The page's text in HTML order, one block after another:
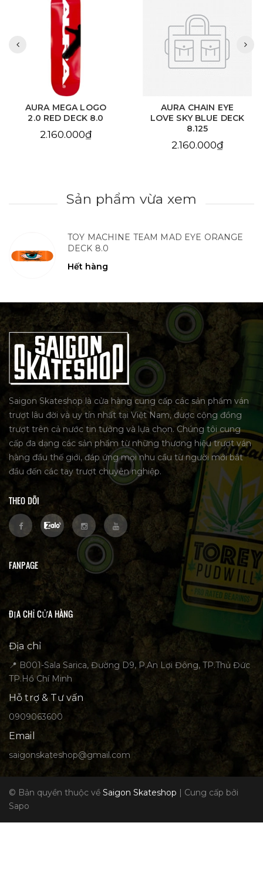
AURA MEGA LOGO
2.0 RED DECK 8.0
2.160.000₫
AURA CHAIN EYE
LOVE SKY BLUE DECK
8.125
2.160.000₫
Sản phẩm vừa xem
TOY MACHINE TEAM MAD EYE ORANGE
DECK 8.0
Hết hàng
Saigon Skateshop là cửa hàng cung cấp các sản phẩm ván
trượt lâu đời và uy tín nhất tại Việt Nam, được cộng đồng
trượt trên cả nước tin tưởng và lựa chọn. Chúng tôi cung
cấp đa dạng các sản phẩm từ những thương hiệu trượt ván
hàng đầu thế giới, đáp ứng mọi nhu cầu từ người mới bắt
đầu đến các tay trượt chuyên nghiệp.
THEO DÕI
FANPAGE
ĐỊA CHỈ CỬA HÀNG
Địa chỉ
📍 B001-Sala Sarica, Đường D9, P.An Lợi Đông, TP.Thủ Đức
TP.Hồ Chí Minh
Hỗ trợ & Tư vấn
0909063600
Email
saigonskateshop@gmail.com
© Bản quyền thuộc về Saigon Skateshop | Cung cấp bởi
Sapo